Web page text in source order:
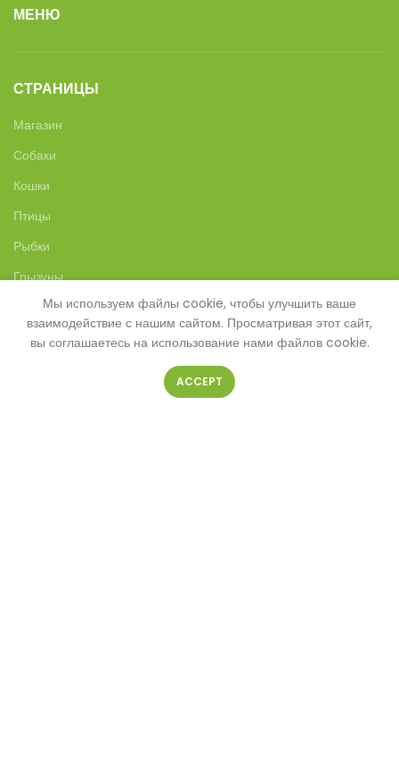
МЕНЮ
СТРАНИЦЫ
Магазин
Собаки
Кошки
Птицы
Рыбки
Грызуны
Товары со скидкой
КОНТАКТНАЯ ФОРМА
Мы используем файлы cookie, чтобы улучшить ваше
взаимодействие с нашим сайтом. Просматривая этот сайт,
вы соглашаетесь на использование нами файлов cookie.
ACCEPT